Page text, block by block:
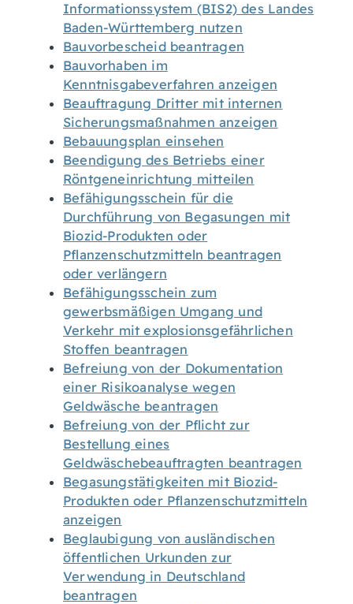
Informationssystem (BIS2) des Landes
Baden-Württemberg nutzen
Bauvorbescheid beantragen
Bauvorhaben im
Kenntnisgabeverfahren anzeigen
Beauftragung Dritter mit internen
Sicherungsmaßnahmen anzeigen
Bebauungsplan einsehen
Beendigung des Betriebs einer
Röntgeneinrichtung mitteilen
Befähigungsschein für die
Durchführung von Begasungen mit
Biozid-Produkten oder
Pflanzenschutzmitteln beantragen
oder verlängern
Befähigungsschein zum
gewerbsmäßigen Umgang und
Verkehr mit explosionsgefährlichen
Stoffen beantragen
Befreiung von der Dokumentation
einer Risikoanalyse wegen
Geldwäsche beantragen
Befreiung von der Pflicht zur
Bestellung eines
Geldwäschebeauftragten beantragen
Begasungstätigkeiten mit Biozid-
Produkten oder Pflanzenschutzmitteln
anzeigen
Beglaubigung von ausländischen
öffentlichen Urkunden zur
Verwendung in Deutschland
beantragen